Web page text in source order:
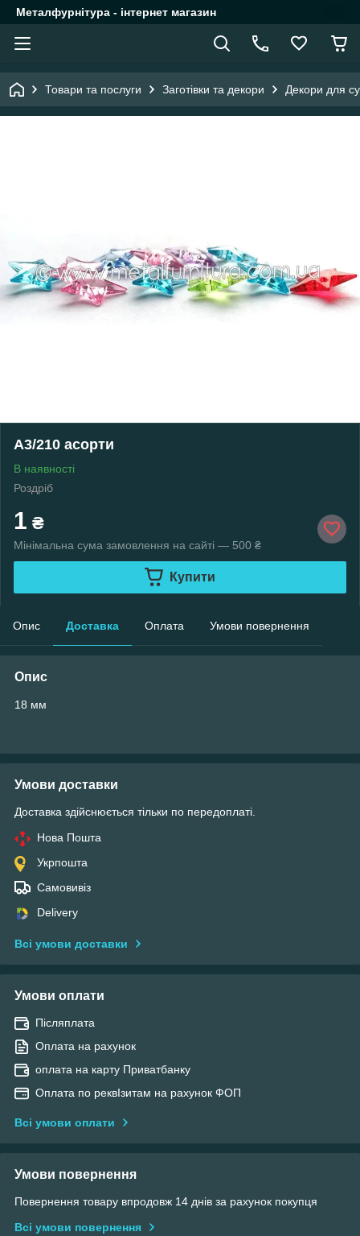
Металфурнітура - інтернет магазин
Товари та послуги Заготівки та декори Декори для
А3/210 асорти
В наявності
Роздріб
1 ₴
Мінімальна сума замовлення на сайті — 500 ₴
Купити
Опис Доставка Оплата Умови повернення
Опис
18 мм
Умови доставки
Доставка здійснюється тільки по передоплаті.
Нова Пошта
Укрпошта
Самовивіз
Delivery
Всі умови доставки
Умови оплати
Післяплата
Оплата на рахунок
оплата на карту Приватбанку
Оплата по реквІзитам на рахунок ФОП
Всі умови оплати
Умови повернення
Повернення товару впродовж 14 днів за рахунок покупця
Всі умови повернення